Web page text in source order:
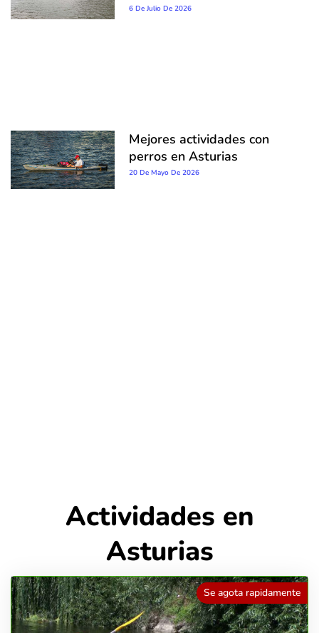
6 De Julio De 2026
Mejores actividades con
perros en Asturias
20 De Mayo De 2026
Actividades en
Asturias
Se agota rapidamente